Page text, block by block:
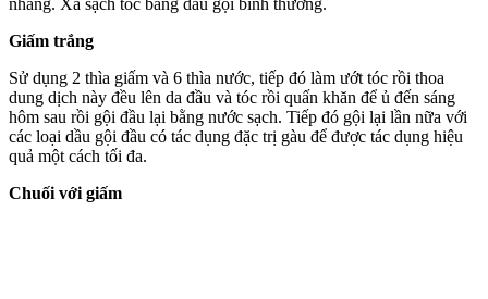
Giấm trắng
Sử dụng 2 thìa giấm và 6 thìa nước, tiếp đó làm ướt tóc rồi thoa
dung dịch này đều lên da đầu và tóc rồi quấn khăn để ủ đến sáng
hôm sau rồi gội đầu lại bằng nước sạch. Tiếp đó gội lại lần nữa với
các loại dầu gội đầu có tác dụng đặc trị gàu để được tác dụng hiệu
quả một cách tối đa.
Chuối với giấm